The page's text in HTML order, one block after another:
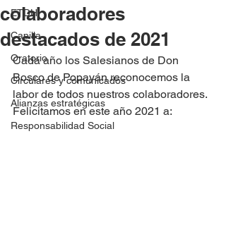
ETDH
Capilla
Oratorio
Circulares y comunicados
Alianzas estratégicas
Responsabilidad Social
colaboradores
destacados de 2021
Cada año los Salesianos de Don
Bosco de Popayán reconocemos la
labor de todos nuestros colaboradores.
Felicitamos en este año 2021 a: